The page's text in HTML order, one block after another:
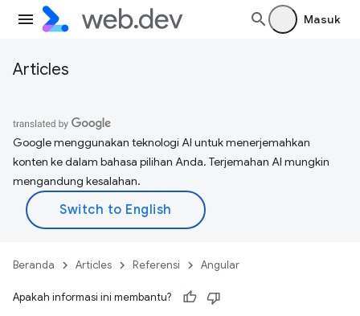
Masuk
Articles
Google menggunakan teknologi AI untuk menerjemahkan
konten ke dalam bahasa pilihan Anda. Terjemahan AI mungkin
mengandung kesalahan.
Beranda Articles Referensi Angular
Apakah informasi ini membantu?